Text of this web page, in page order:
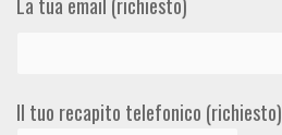
Il tuo recapito telefonico (richiesto)